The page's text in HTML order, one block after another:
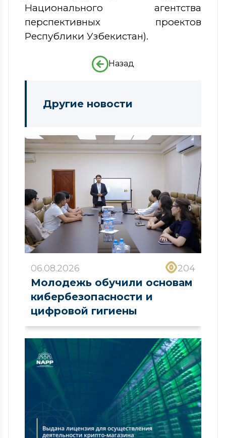
Национального агентства
перспективных проектов
Республики Узбекистан).
Назад
Другие новости
06.08.2026 204
Молодежь обучили основам
кибербезопасности и
цифровой гигиены